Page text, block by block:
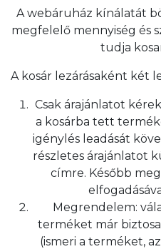
A webáruház kínálatát
megfelelő mennyiség és
tudja
A kosár lezárásaként két
Csak árajánlatot
a kosárba tett
igénylés leadását
részletes árajánlatot
címre. Később
Megrendelem:
terméket már
(ismeri a terméket,